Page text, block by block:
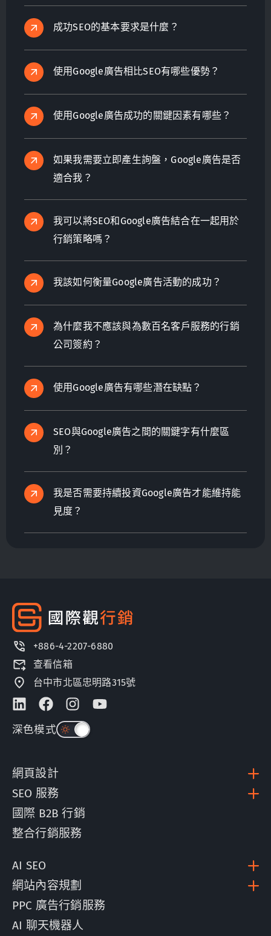
成功SEO的基本要求是什麼？
使用Google廣告相比SEO有哪些優勢？
使用Google廣告成功的關鍵因素有哪些？
如果我需要立即產生詢盤，Google廣告是否
適合我？
我可以將SEO和Google廣告結合在一起用於
行銷策略嗎？
我該如何衡量Google廣告活動的成功？
為什麼我不應該與為數百名客戶服務的行銷
公司簽約？
使用Google廣告有哪些潛在缺點？
SEO與Google廣告之間的關鍵字有什麼區
別？
我是否需要持續投資Google廣告才能維持能
見度？
+886-4-2207-6880
查看信箱
台中市北區忠明路315號
深色模式
網頁設計
SEO 服務
國際 B2B 行銷
整合行銷服務
AI SEO
網站內容規劃
PPC 廣告行銷服務
AI 聊天機器人